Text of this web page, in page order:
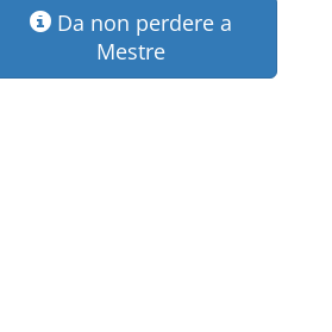
Da non perdere a
Mestre